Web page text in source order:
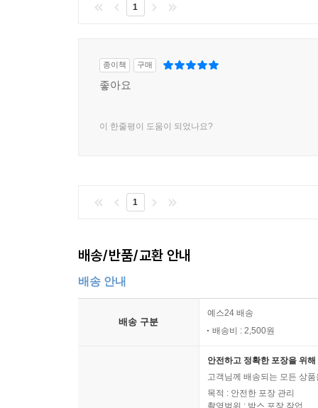
1
종이책 구매
좋아요
이 한줄평이 도움이 되었나요?
1
배송/반품/교환 안내
배송 안내
배송 구분
예스24 배송
배송비 : 2,500원
안전하고 정확한 포장을 위
고객님께 배송되는 모든 상
목적 : 안전한 포장 관리
촬영범위 : 박스 포장 작업